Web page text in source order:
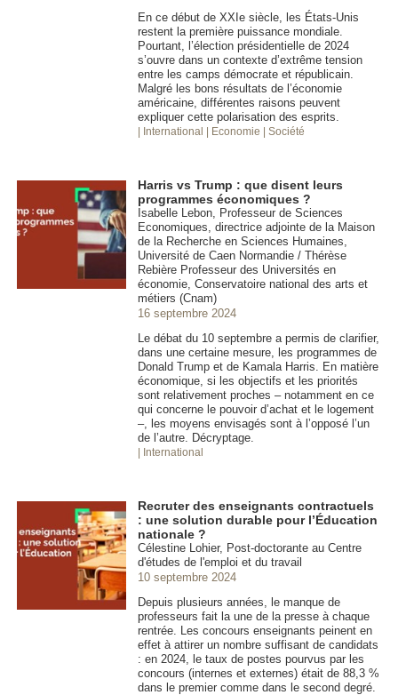
En ce début de XXIe siècle, les États-Unis
restent la première puissance mondiale.
Pourtant, l’élection présidentielle de 2024
s’ouvre dans un contexte d’extrême tension
entre les camps démocrate et républicain.
Malgré les bons résultats de l’économie
américaine, différentes raisons peuvent
expliquer cette polarisation des esprits.
| International | Economie | Société
Harris vs Trump : que disent leurs
programmes économiques ?
Isabelle Lebon, Professeur de Sciences
Economiques, directrice adjointe de la Maison
de la Recherche en Sciences Humaines,
Université de Caen Normandie / Thérèse
Rebière Professeur des Universités en
économie, Conservatoire national des arts et
métiers (Cnam)
16 septembre 2024
Le débat du 10 septembre a permis de clarifier,
dans une certaine mesure, les programmes de
Donald Trump et de Kamala Harris. En matière
économique, si les objectifs et les priorités
sont relativement proches – notamment en ce
qui concerne le pouvoir d’achat et le logement
–, les moyens envisagés sont à l’opposé l’un
de l’autre. Décryptage.
| International
Recruter des enseignants contractuels
: une solution durable pour l’Éducation
nationale ?
Célestine Lohier, Post-doctorante au Centre
d'études de l'emploi et du travail
10 septembre 2024
Depuis plusieurs années, le manque de
professeurs fait la une de la presse à chaque
rentrée. Les concours enseignants peinent en
effet à attirer un nombre suffisant de candidats
: en 2024, le taux de postes pourvus par les
concours (internes et externes) était de 88,3 %
dans le premier comme dans le second degré.